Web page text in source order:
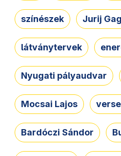
színészek Jurij
látványtervek
Nyugati pályaudvar
Mocsai Lajos
Bardóczi Sándor